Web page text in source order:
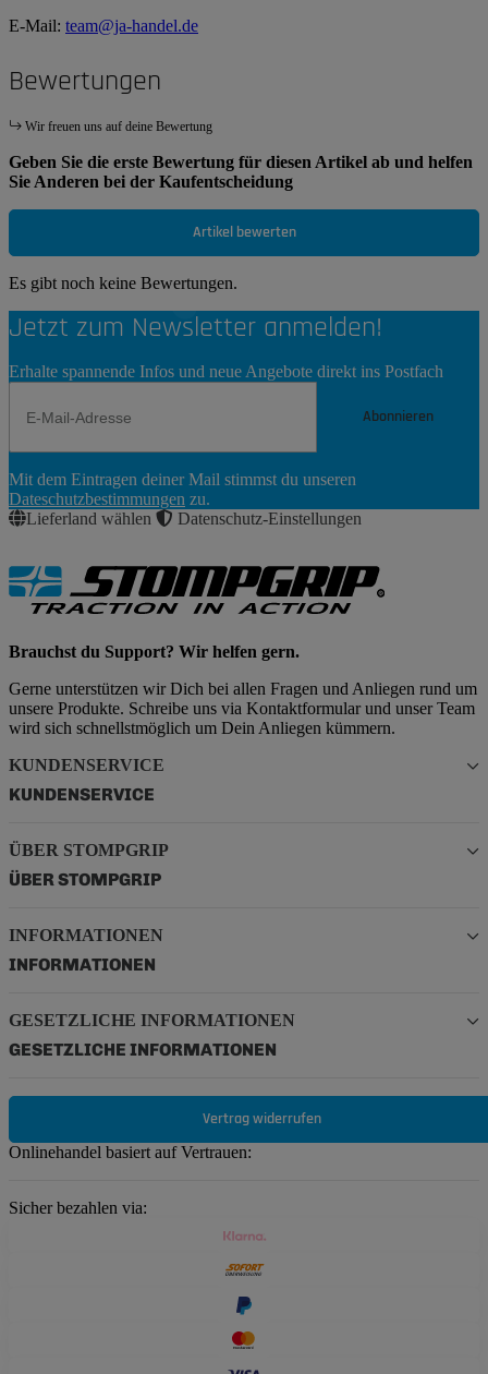
E-Mail: team@ja-handel.de
Bewertungen
Wir freuen uns auf deine Bewertung
Geben Sie die erste Bewertung für diesen Artikel ab und helfen
Sie Anderen bei der Kaufentscheidung
Artikel bewerten
Es gibt noch keine Bewertungen.
Jetzt zum Newsletter anmelden!
Erhalte spannende Infos und neue Angebote direkt ins Postfach
Abonnieren
Abonnieren
Mit dem Eintragen deiner Mail stimmst du unseren
Dateschutzbestimmungen zu.
Lieferland wählen
Datenschutz-Einstellungen
Brauchst du Support? Wir helfen gern.
Gerne unterstützen wir Dich bei allen Fragen und Anliegen rund um
unsere Produkte. Schreibe uns via Kontaktformular und unser Team
wird sich schnellstmöglich um Dein Anliegen kümmern.
KUNDENSERVICE
KUNDENSERVICE
ÜBER STOMPGRIP
ÜBER STOMPGRIP
INFORMATIONEN
INFORMATIONEN
GESETZLICHE INFORMATIONEN
GESETZLICHE INFORMATIONEN
Vertrag widerrufen
Onlinehandel basiert auf Vertrauen:
Sicher bezahlen via: